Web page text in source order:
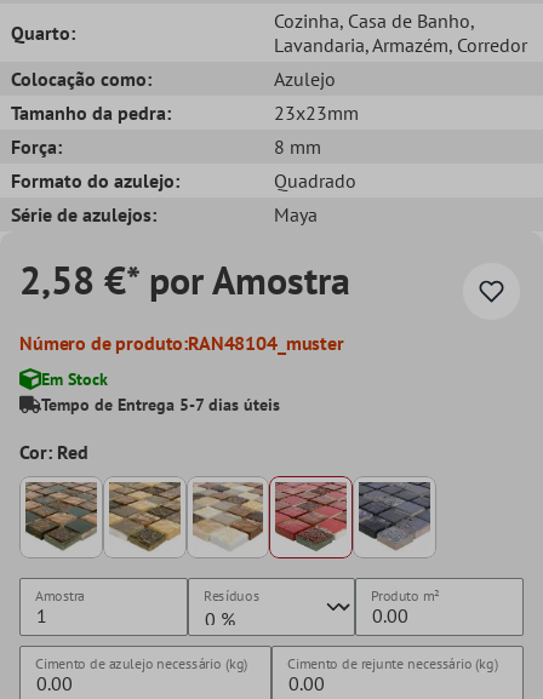
Quarto:
Cozinha, Casa de Banho,
Lavandaria, Armazém, Corredor
Colocação como:
Azulejo
Tamanho da pedra:
23x23mm
Força:
8 mm
Formato do azulejo:
Quadrado
Série de azulejos:
Maya
2,58 €* por Amostra
Número de produto:RAN48104_muster
Em Stock
Tempo de Entrega 5-7 dias úteis
Cor: Red
Amostra Resíduos Produto m²
Cimento de azulejo necessário (kg) Cimento de rejunte necessário (kg)